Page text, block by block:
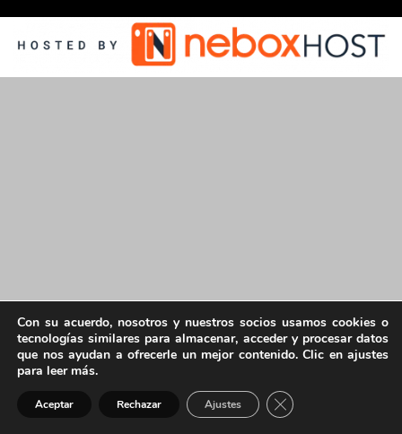
Con su acuerdo, nosotros y nuestros socios usamos cookies o
tecnologías similares para almacenar, acceder y procesar datos
que nos ayudan a ofrecerle un mejor contenido. Clic en ajustes
para leer más.
Aceptar Rechazar Ajustes Cerrar el banner de